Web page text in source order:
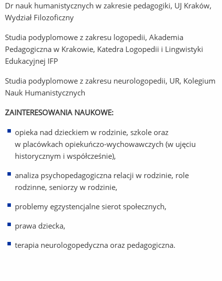
Dr nauk humanistycznych w zakresie pedagogiki, UJ Kraków,
Wydział Filozoficzny
Studia podyplomowe z zakresu logopedii, Akademia
Pedagogiczna w Krakowie, Katedra Logopedii i Lingwistyki
Edukacyjnej IFP
Studia podyplomowe z zakresu neurologopedii, UR, Kolegium
Nauk Humanistycznych
ZAINTERESOWANIA NAUKOWE:
opieka nad dzieckiem w rodzinie, szkole oraz
w placówkach opiekuńczo-wychowawczych (w ujęciu
historycznym i współcześnie),
analiza psychopedagogiczna relacji w rodzinie, role
rodzinne, seniorzy w rodzinie,
problemy egzystencjalne sierot społecznych,
prawa dziecka,
terapia neurologopedyczna oraz pedagogiczna.